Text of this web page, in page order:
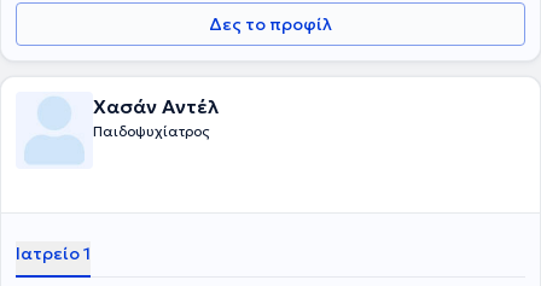
Δες το προφίλ
Χασάν Αντέλ
Παιδοψυχίατρος
Ιατρείο 1